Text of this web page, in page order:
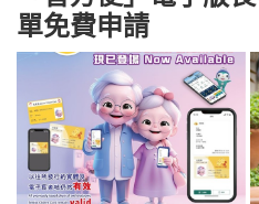
單免費申請